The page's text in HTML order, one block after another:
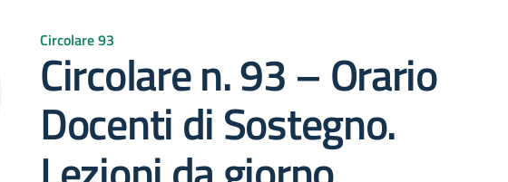
Circolare 93
Circolare n. 93 – Orario
Docenti di Sostegno.